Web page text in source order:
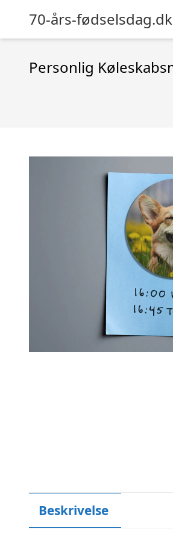
70-års-fødselsdag.dk
Personlig
Beskrivelse